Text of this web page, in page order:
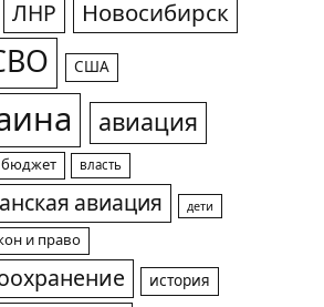
ЛНР Новосибирск
США
авиация
бюджет власть
авиация дети
и право
история